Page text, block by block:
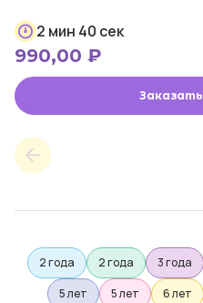
2 мин 40 сек
990,00 ₽
Заказать
2 года 2 года 3 года
5 лет
5 лет 6 лет